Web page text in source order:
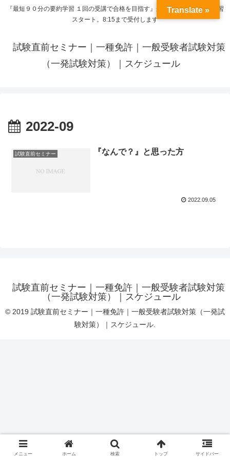
『最短９０分の要約学習 １回の受講で合格を目指す』来呼応した時間から学習
スタート。8:15まで受付します
試験直前セミナー｜一種免許｜一般受験者試験対策
（一発試験対策）｜スケジュール
2022-09
試験直前セミナー 『なんで？』と思った方
2022.09.05
試験直前セミナー｜一種免許｜一般受験者試験対策
（一発試験対策）｜スケジュール
© 2019 試験直前セミナー｜一種免許｜一般受験者試験対策（一発試
験対策）｜スケジュール.
メニュー ホーム 検索 トップ サイドバー
Translate »